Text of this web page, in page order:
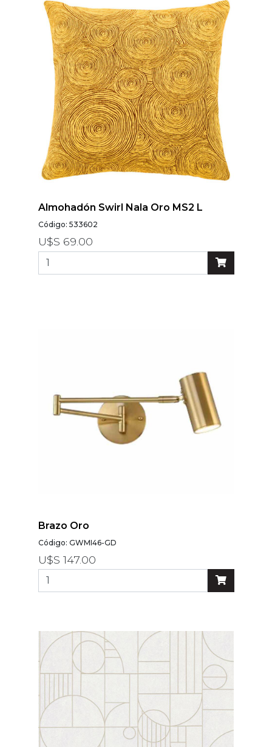
Pop
Raya
Rombos
SALE 1 Rollo
SALE
Oportunidades
Textura
Varios
Filtrar
por
precio
Almohadón Swirl Nala Oro MS2 L
Código: 533602
U$S 69.00
Brazo Oro
Código: GWMI46-GD
U$S 147.00